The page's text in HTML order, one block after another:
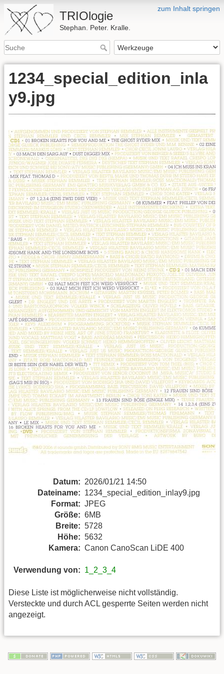
zum Inhalt springen
TRIOlogie
Stephan. Peter. Kralle.
1234_special_edition_inla
y9.jpg
Datum: 2026/01/21 14:50
Dateiname: 1234_special_edition_inlay9.jpg
Format: JPEG
Größe: 6MB
Breite: 5728
Höhe: 5632
Kamera: Canon CanoScan LiDE 400
Verwendung von: 1_2_3_4
Diese Liste ist möglicherweise nicht vollständig.
Versteckte und durch ACL gesperrte Seiten werden nicht
angezeigt.